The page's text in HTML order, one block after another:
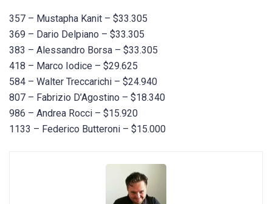
357 – Mustapha Kanit – $33.305
369 – Dario Delpiano – $33.305
383 – Alessandro Borsa – $33.305
418 – Marco Iodice – $29.625
584 – Walter Treccarichi – $24.940
807 – Fabrizio D’Agostino – $18.340
986 – Andrea Rocci – $15.920
1133 – Federico Butteroni – $15.000